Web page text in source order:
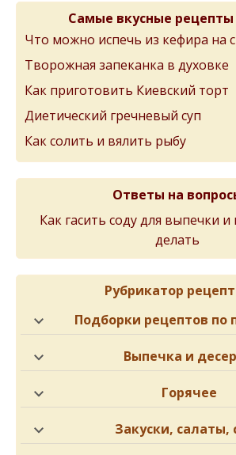
Самые вкусные
Что можно испечь из кефира на
Творожная запеканка в духовке
Как приготовить Киевский торт
Диетический гречневый суп
Как солить и вялить рыбу
Ответы на
Как гасить соду для выпечки
делать
Рубрикатор
Подборки рецептов по
Выпечка и
Горячее
Закуски, салаты,